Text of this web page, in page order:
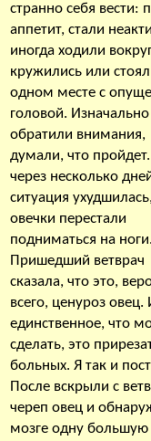
странно себя вести:
аппетит, стали
иногда ходили
кружились или
одном месте с
головой.
обратили внимания,
думали, что
через несколько
ситуация
овечки перестали
подниматься на
Пришедший ветврач
сказала, что это,
всего, ценуроз овец.
единственное, что
сделать, это
больных. Я так и
После вскрыли с
череп овец и
мозге одну большую